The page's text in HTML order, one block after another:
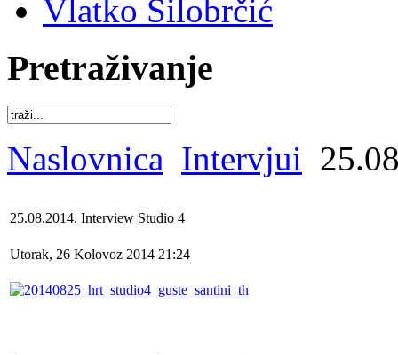
Vlatko Silobrčić
Pretraživanje
Naslovnica Intervjui
25.08.2014. Interview Studio 4
Utorak, 26 Kolovoz 2014 21:24